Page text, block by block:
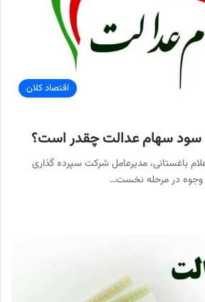
اقتصاد کلان
سود سهام عدالت چقدر است؟
باغستانی، مدیرعامل شرکت سپرده گذاری
وجوه در مرحله نخست…